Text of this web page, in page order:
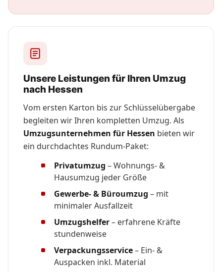
Unsere Leistungen für Ihren Umzug
nach Hessen
Vom ersten Karton bis zur Schlüsselübergabe
begleiten wir Ihren kompletten Umzug. Als
Umzugsunternehmen für Hessen bieten wir
ein durchdachtes Rundum-Paket:
Privatumzug – Wohnungs- &
Hausumzug jeder Größe
Gewerbe- & Büroumzug – mit
minimaler Ausfallzeit
Umzugshelfer– erfahrene Kräfte
stundenweise
Verpackungsservice– Ein- &
Auspacken inkl. Material